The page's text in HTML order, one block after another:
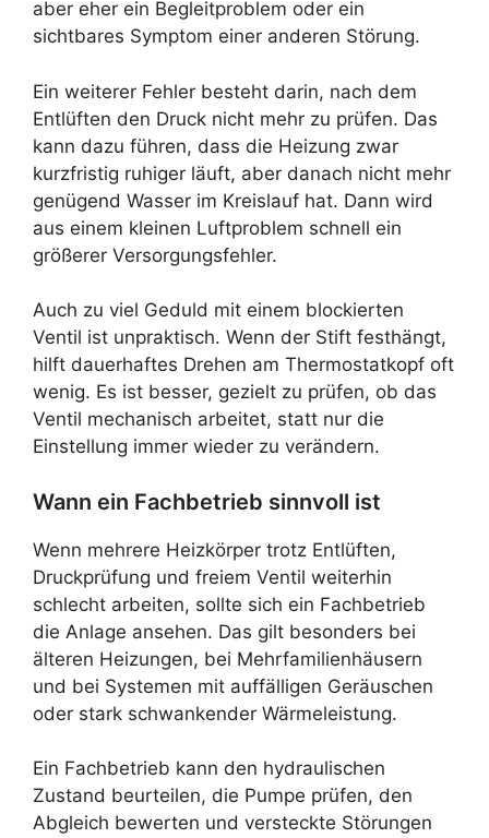
aber eher ein Begleitproblem oder ein
sichtbares Symptom einer anderen Störung.
Ein weiterer Fehler besteht darin, nach dem
Entlüften den Druck nicht mehr zu prüfen. Das
kann dazu führen, dass die Heizung zwar
kurzfristig ruhiger läuft, aber danach nicht mehr
genügend Wasser im Kreislauf hat. Dann wird
aus einem kleinen Luftproblem schnell ein
größerer Versorgungsfehler.
Auch zu viel Geduld mit einem blockierten
Ventil ist unpraktisch. Wenn der Stift festhängt,
hilft dauerhaftes Drehen am Thermostatkopf oft
wenig. Es ist besser, gezielt zu prüfen, ob das
Ventil mechanisch arbeitet, statt nur die
Einstellung immer wieder zu verändern.
Wann ein Fachbetrieb sinnvoll ist
Wenn mehrere Heizkörper trotz Entlüften,
Druckprüfung und freiem Ventil weiterhin
schlecht arbeiten, sollte sich ein Fachbetrieb
die Anlage ansehen. Das gilt besonders bei
älteren Heizungen, bei Mehrfamilienhäusern
und bei Systemen mit auffälligen Geräuschen
oder stark schwankender Wärmeleistung.
Ein Fachbetrieb kann den hydraulischen
Zustand beurteilen, die Pumpe prüfen, den
Abgleich bewerten und versteckte Störungen